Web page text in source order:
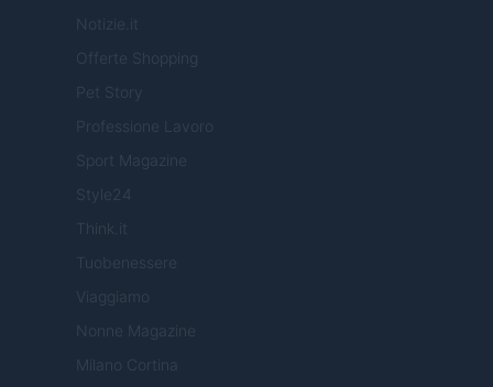
Notizie.it
Offerte Shopping
Pet Story
Professione Lavoro
Sport Magazine
Style24
Think.it
Tuobenessere
Viaggiamo
Nonne Magazine
Milano Cortina